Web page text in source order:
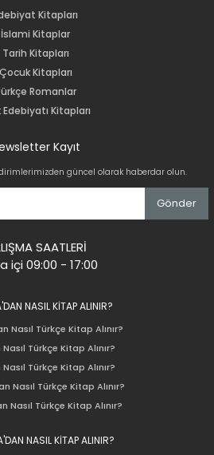
Kitapları
İslami Kitaplar
Tarih Kitapları
Çocuk Kitapları
Romanlar
Edebiyatı Kitapları
Kayıt
güncel olarak haberdar olun.
Gönder
SAATLERİ
içi 09:00 - 17:00
NASIL KİTAP ALINIR?
Nasıl Türkçe Kitap Alınır?
Türkçe Kitap Alınır?
Türkçe Kitap Alınır?
Nasıl Türkçe Kitap Alınır?
Nasıl Türkçe Kitap Alınır?
NASIL KİTAP ALINIR?